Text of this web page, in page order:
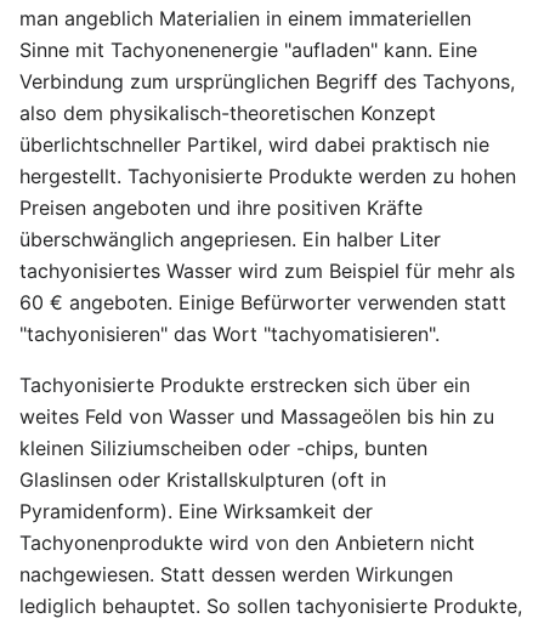
man angeblich Materialien in einem immateriellen
Sinne mit Tachyonenenergie "aufladen" kann. Eine
Verbindung zum ursprünglichen Begriff des Tachyons,
also dem physikalisch-theoretischen Konzept
überlichtschneller Partikel, wird dabei praktisch nie
hergestellt. Tachyonisierte Produkte werden zu hohen
Preisen angeboten und ihre positiven Kräfte
überschwänglich angepriesen. Ein halber Liter
tachyonisiertes Wasser wird zum Beispiel für mehr als
60 € angeboten. Einige Befürworter verwenden statt
"tachyonisieren" das Wort "tachyomatisieren".
Tachyonisierte Produkte erstrecken sich über ein
weites Feld von Wasser und Massageölen bis hin zu
kleinen Siliziumscheiben oder -chips, bunten
Glaslinsen oder Kristallskulpturen (oft in
Pyramidenform). Eine Wirksamkeit der
Tachyonenprodukte wird von den Anbietern nicht
nachgewiesen. Statt dessen werden Wirkungen
lediglich behauptet. So sollen tachyonisierte Produkte,